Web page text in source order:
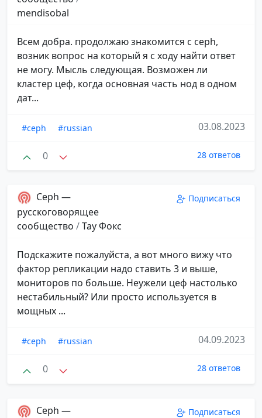
mendisobal
Всем добра. продолжаю знакомится с ceph,
возник вопрос на который я с ходу найти ответ
не могу. Мысль следующая. Возможен ли
кластер цеф, когда основная часть нод в одном
дат...
#ceph #russian 03.08.2023
0 28 ответов
Ceph —
русскоговорящее
сообщество /Тау Фокс
Подписаться
Подскажите пожалуйста, а вот много вижу что
фактор репликации надо ставить 3 и выше,
мониторов по больше. Неужели цеф настолько
нестабильный? Или просто используется в
мощных ...
#ceph #russian 04.09.2023
0 28 ответов
Ceph —
Подписаться